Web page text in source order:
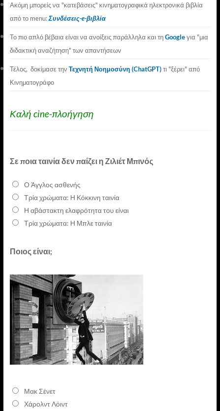
Ακόμη μπορείς να "κατεβάσεις" κινηματογραφικά ηλεκτρονικά βιβλία
από το menu:Συνδέσεις-e-βιβλία
Το πιο απλό βέβαια είναι να ανοίξεις παράλληλα και τηGoogleγια "μια
διδακτική αναζήτηση" των απαντήσεων
Τέλος, δοκίμασε την Τεχνητή Νοημοσύνη (ChatGPT)τι "ξέρει" από
Κινηματογράφο
Καλή cine-πλοήγηση
Σε ποια ταινία δεν παίζει η Ζιλιέτ Μπινός
Ο Άγγλος ασθενής
Τρία χρώματα: Η Κόκκινη ταινία
Η αβάστακτη ελαφρότητα του είναι
Τρία χρώματα: Η Μπλε ταινία
Ποιος είναι;
Μακ Σένετ
Χάρολντ Λόιντ